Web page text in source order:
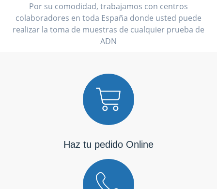
Por su comodidad, trabajamos con centros
colaboradores en toda España donde usted puede
realizar la toma de muestras de cualquier prueba de
ADN
Haz tu pedido Online